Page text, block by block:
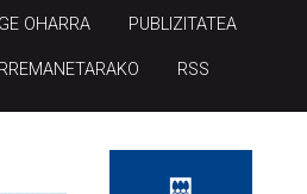
OHARRA PUBLIZITATEA
RSS